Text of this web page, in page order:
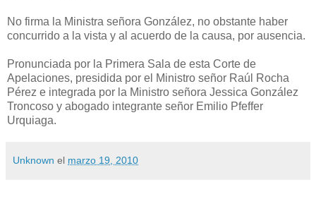
No firma la Ministra señora González, no obstante haber
concurrido a la vista y al acuerdo de la causa, por ausencia.
Pronunciada por la Primera Sala de esta Corte de
Apelaciones, presidida por el Ministro señor Raúl Rocha
Pérez e integrada por la Ministro señora Jessica González
Troncoso y abogado integrante señor Emilio Pfeffer
Urquiaga.
Unknown el marzo 19, 2010